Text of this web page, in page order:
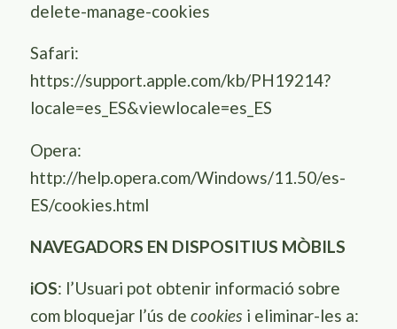
delete-manage-cookies
Safari:
https://support.apple.com/kb/PH19214?
locale=es_ES&viewlocale=es_ES
Opera:
http://help.opera.com/Windows/11.50/es-
ES/cookies.html
NAVEGADORS EN DISPOSITIUS MÒBILS
iOS: l’Usuari pot obtenir informació sobre
com bloquejar l’ús de cookies i eliminar-les a: